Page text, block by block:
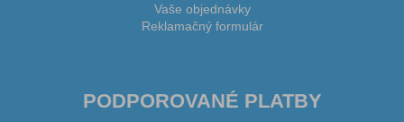
Vaše objednávky
Reklamačný formulár
PODPOROVANÉ PLATBY